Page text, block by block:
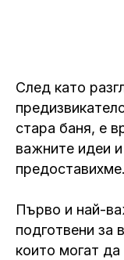
След като
стара баня, е
важните идеи
предоставихме.
Първо и най-
подготвени за
които могат